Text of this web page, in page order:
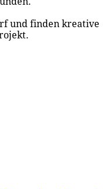
und finden kreative